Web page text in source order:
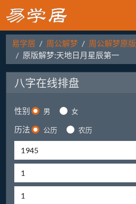
易学居 周公解梦
周公解梦原版
原版解梦:天地日月星辰第一
八字在线排盘
性别 男 女
历法 公历 农历